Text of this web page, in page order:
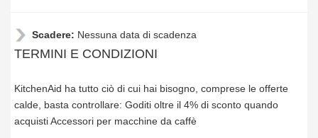
Scadere: Nessuna data di scadenza
TERMINI E CONDIZIONI
KitchenAid ha tutto ciò di cui hai bisogno, comprese le offerte
calde, basta controllare: Goditi oltre il 4% di sconto quando
acquisti Accessori per macchine da caffè